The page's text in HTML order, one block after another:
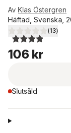
Av Klas Östergren
Häftad, Svenska,
3,9utav 5 stjärnor.
(13)
106 kr
Slutsåld